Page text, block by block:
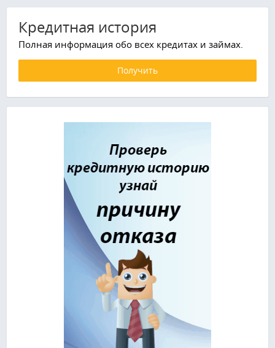
Кредитная история
Полная информация обо всех кредитах и займах.
Получить